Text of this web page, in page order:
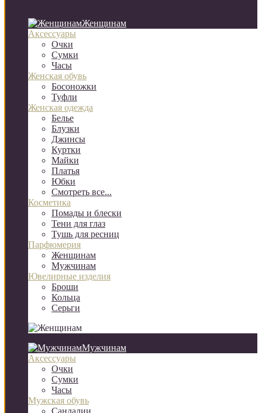
Женщинам
Аксессуары
Очки
Сумки
Часы
Женская обувь
Босоножки
Туфли
Женская одежда
Белье
Блузки
Джинсы
Куртки
Майки
Платья
Юбки
Смотреть все...
Косметика
Помады и блески
Тени для глаз
Тушь для ресниц
Парфюмерия
Женщинам
Мужчинам
Ювелирные изделия
Броши
Кольца
Серьги
Мужчинам
Аксессуары
Очки
Сумки
Часы
Мужская обувь